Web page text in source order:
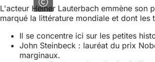
L'acteur Heiner Lauterbach emmène
marqué la littérature mondiale et dont
Il se concentre ici sur les petites
John Steinbeck : lauréat du prix
marginaux.